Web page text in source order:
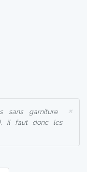
×
sans garniture
il faut donc les